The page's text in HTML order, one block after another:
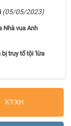
(05/05/2023)
Nhà vua Anh
bị truy tố tội 'lừa
KT-XH